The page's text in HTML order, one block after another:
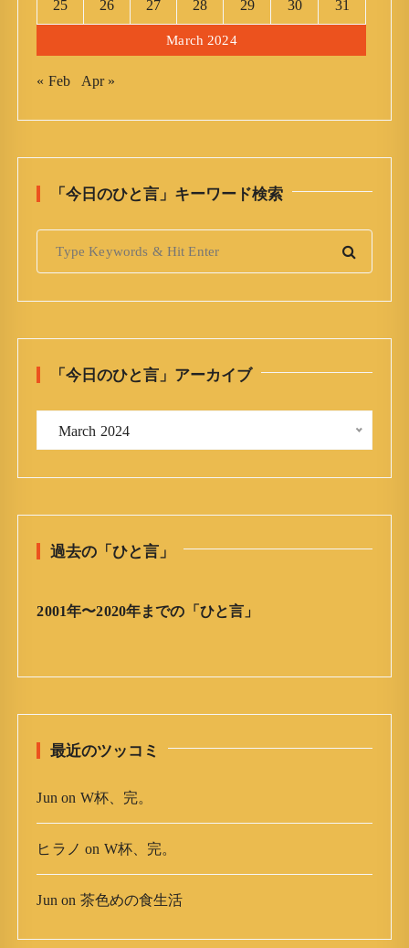
March 2024
25 26 27 28 29 30 31
« Feb Apr »
「今日のひと言」キーワード検索
「今日のひと言」アーカイブ
ひ
言
ア
March 2024
過去の「ひと言」
2001年〜2020年までの「ひと言」
最近のツッコミ
Jun on W杯、完。
ヒラノ on W杯、完。
Jun on 茶色めの食生活